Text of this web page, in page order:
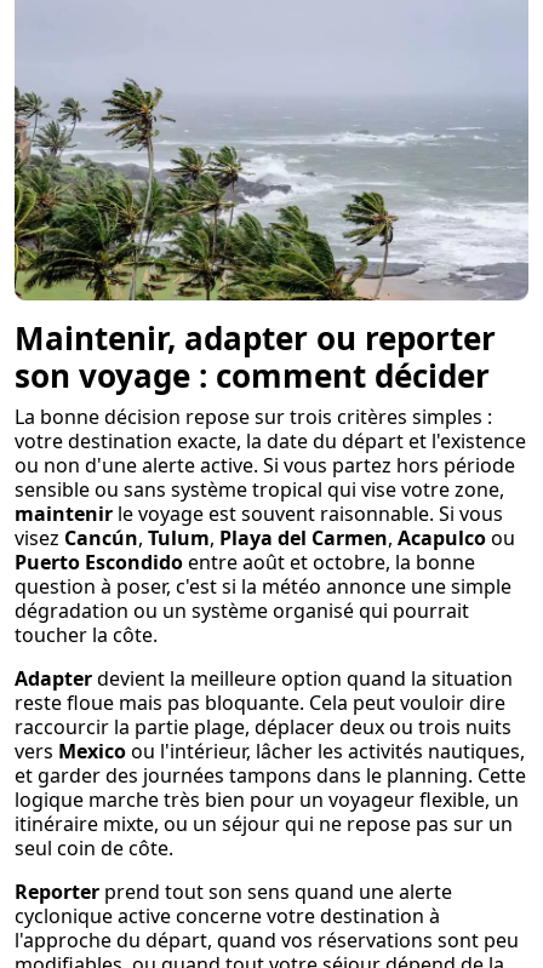
Maintenir, adapter ou reporter
son voyage : comment décider
La bonne décision repose sur trois critères simples :
votre destination exacte, la date du départ et l'existence
ou non d'une alerte active. Si vous partez hors période
sensible ou sans système tropical qui vise votre zone,
maintenir le voyage est souvent raisonnable. Si vous
visez Cancún, Tulum, Playa del Carmen, Acapulcoou
Puerto Escondidoentre août et octobre, la bonne
question à poser, c'est si la météo annonce une simple
dégradation ou un système organisé qui pourrait
toucher la côte.
Adapterdevient la meilleure option quand la situation
reste floue mais pas bloquante. Cela peut vouloir dire
raccourcir la partie plage, déplacer deux ou trois nuits
vers Mexicoou l'intérieur, lâcher les activités nautiques,
et garder des journées tampons dans le planning. Cette
logique marche très bien pour un voyageur flexible, un
itinéraire mixte, ou un séjour qui ne repose pas sur un
seul coin de côte.
Reporter prend tout son sens quand une alerte
cyclonique active concerne votre destination à
l'approche du départ, quand vos réservations sont peu